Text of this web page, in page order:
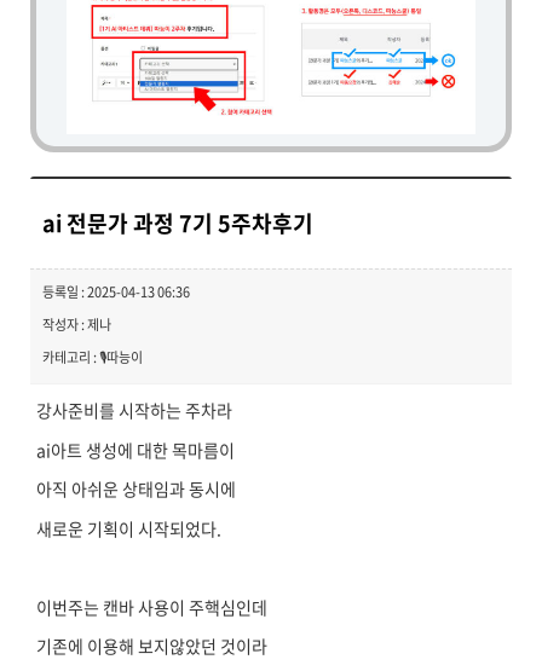
ai 전문가 과정 7기 5주차후기
등록일 : 2025-04-13 06:36
작성자 : 제나
카테고리 : 🎙️따능이
강사준비를 시작하는 주차라
ai아트 생성에 대한 목마름이
아직 아쉬운 상태임과 동시에
새로운 기획이 시작되었다.
이번주는 캔바 사용이 주핵심인데
기존에 이용해 보지않았던 것이라